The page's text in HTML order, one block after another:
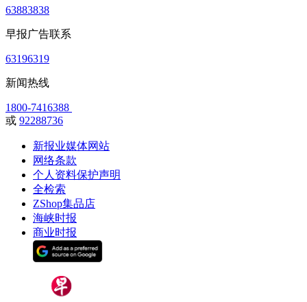
63883838
早报广告联系
63196319
新闻热线
1800-7416388
或 92288736
新报业媒体网站
网络条款
个人资料保护声明
全检索
ZShop集品店
海峡时报
商业时报